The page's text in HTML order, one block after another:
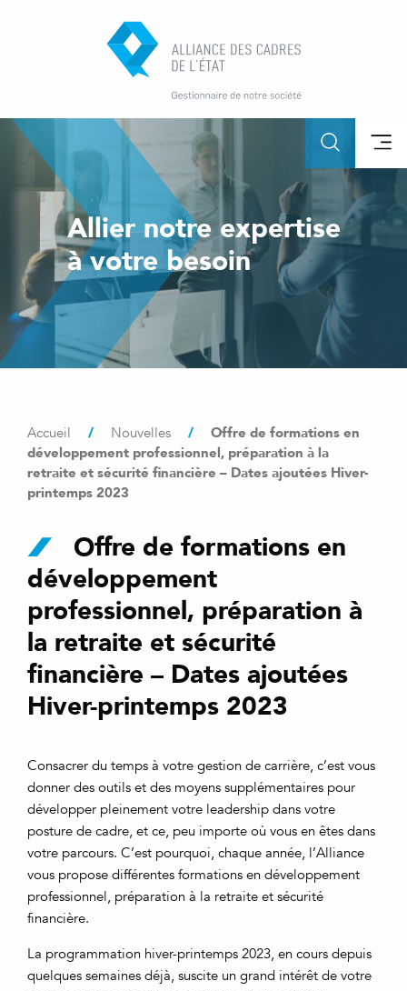
Allier notre expertise
à votre besoin
Accueil / Nouvelles /
Offre de formations en
développement professionnel, préparation à la
retraite et sécurité financière – Dates ajoutées Hiver-
printemps 2023
Offre de formations en
développement
professionnel, préparation à
la retraite et sécurité
financière – Dates ajoutées
Hiver-printemps 2023
Consacrer du temps à votre gestion de carrière, c’est vous
donner des outils et des moyens supplémentaires pour
développer pleinement votre leadership dans votre
posture de cadre, et ce, peu importe où vous en êtes dans
votre parcours. C’est pourquoi, chaque année, l’Alliance
vous propose différentes formations en développement
professionnel, préparation à la retraite et sécurité
financière.
La programmation hiver-printemps 2023, en cours depuis
quelques semaines déjà, suscite un grand intérêt de votre